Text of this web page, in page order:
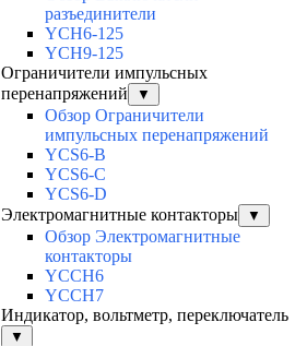
разъединители
YCH6-125
YCH9-125
Ограничители импульсных
перенапряжений
▼
Обзор Ограничители
импульсных перенапряжений
YCS6-B
YCS6-C
YCS6-D
Электромагнитные контакторы
▼
Обзор Электромагнитные
контакторы
YCCH6
YCCH7
Индикатор, вольтметр, переключатель
▼